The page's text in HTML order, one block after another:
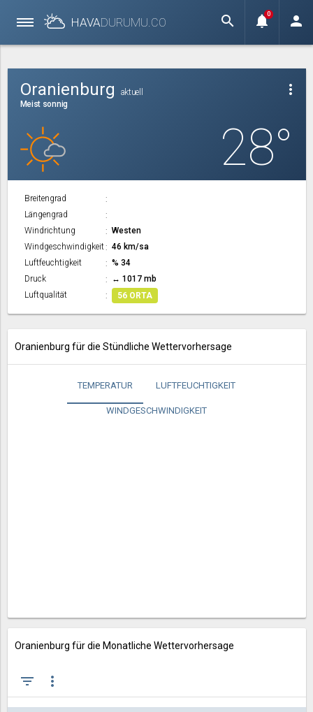
HAVADURUMU.CO search notifications
0 person
more_vert
Oranienburg
aktuell
Meist sonnig
28°
Breitengrad
Längengrad
Windrichtung
Westen
Windgeschwindigkeit
46 km/sa
Luftfeuchtigkeit
% 34
Druck
↔ 1017 mb
Luftqualität
56 ORTA
Oranienburg für die Stündliche Wettervorhersage
TEMPERATUR LUFTFEUCHTIGKEIT
WINDGESCHWINDIGKEIT
Oranienburg für die Monatliche Wettervorhersage
filter_list more_vert